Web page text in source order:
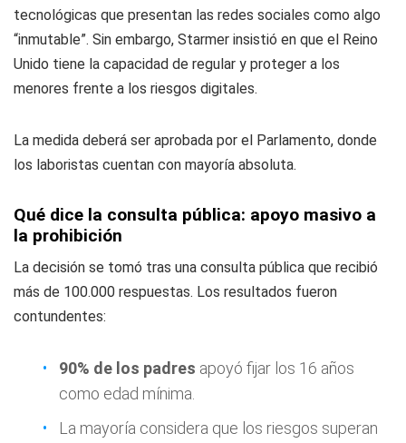
tecnológicas que presentan las redes sociales como algo
“inmutable”. Sin embargo, Starmer insistió en que el Reino
Unido tiene la capacidad de regular y proteger a los
menores frente a los riesgos digitales.
La medida deberá ser aprobada por el Parlamento, donde
los laboristas cuentan con mayoría absoluta.
Qué dice la consulta pública: apoyo masivo a
la prohibición
La decisión se tomó tras una consulta pública que recibió
más de 100.000 respuestas. Los resultados fueron
contundentes:
90% de los padres apoyó fijar los 16 años
como edad mínima.
La mayoría considera que los riesgos superan